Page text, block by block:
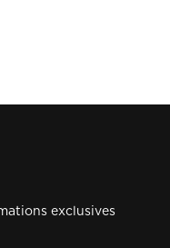
exclusives